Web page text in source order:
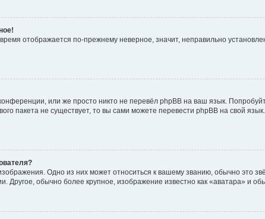
отображается по-прежнему неверное, значит, неправильно
или же просто никто не перевёл phpBB на ваш язык.
пакета не существует, то вы сами можете перевести phpBB на свой
Одно из них может относиться к вашему званию, обычно это
обычно более крупное, изображение известно как «аватара» и